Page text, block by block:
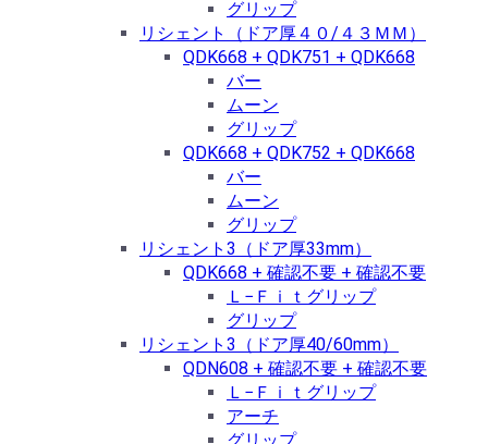
グリップ
リシェント（ドア厚４０/４３ＭＭ）
QDK668 + QDK751 + QDK668
バー
ムーン
グリップ
QDK668 + QDK752 + QDK668
バー
ムーン
グリップ
リシェント3（ドア厚33mm）
QDK668 + 確認不要 + 確認不要
Ｌ−Ｆｉｔグリップ
グリップ
リシェント3（ドア厚40/60mm）
QDN608 + 確認不要 + 確認不要
Ｌ−Ｆｉｔグリップ
アーチ